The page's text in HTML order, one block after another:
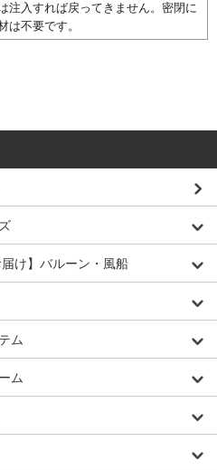
注入すれば戻ってきません。密閉に
は不要です。
け】バルーン・風船
ム
ム